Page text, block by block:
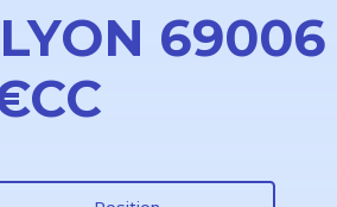
69006